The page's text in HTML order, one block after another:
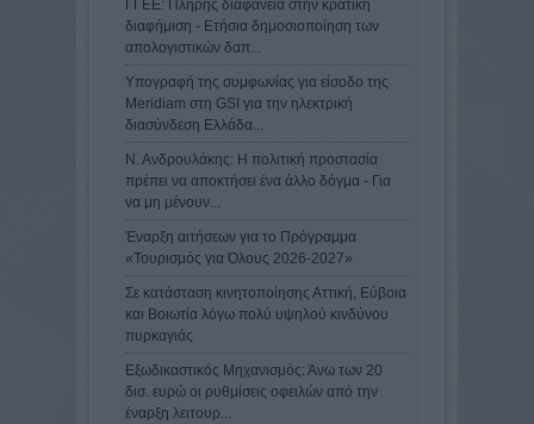
ΓΓΕΕ: Πλήρης διαφάνεια στην κρατική
διαφήμιση - Eτήσια δημοσιοποίηση των
απολογιστικών δαπ...
Υπογραφή της συμφωνίας για είσοδο της
Meridiam στη GSI για την ηλεκτρική
διασύνδεση Ελλάδα...
Ν. Ανδρουλάκης: Η πολιτική προστασία
πρέπει να αποκτήσει ένα άλλο δόγμα - Για
να μη μένουν...
Έναρξη αιτήσεων για το Πρόγραμμα
«Τουρισμός για Όλους 2026-2027»
Σε κατάσταση κινητοποίησης Αττική, Εύβοια
και Βοιωτία λόγω πολύ υψηλού κινδύνου
πυρκαγιάς
Εξωδικαστικός Μηχανισμός: Άνω των 20
δισ. ευρώ οι ρυθμίσεις οφειλών από την
έναρξη λειτουρ...